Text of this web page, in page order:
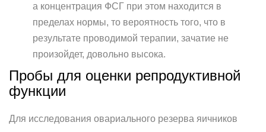
а концентрация ФСГ при этом находится в
пределах нормы, то вероятность того, что в
результате проводимой терапии, зачатие не
произойдет, довольно высока.
Пробы для оценки репродуктивной
функции
Для исследования овариального резерва яичников